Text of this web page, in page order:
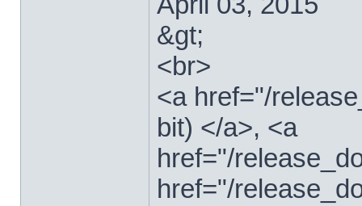
&gt;
<br>
<a href="/
bit) </a>, <a
href="/
href="/